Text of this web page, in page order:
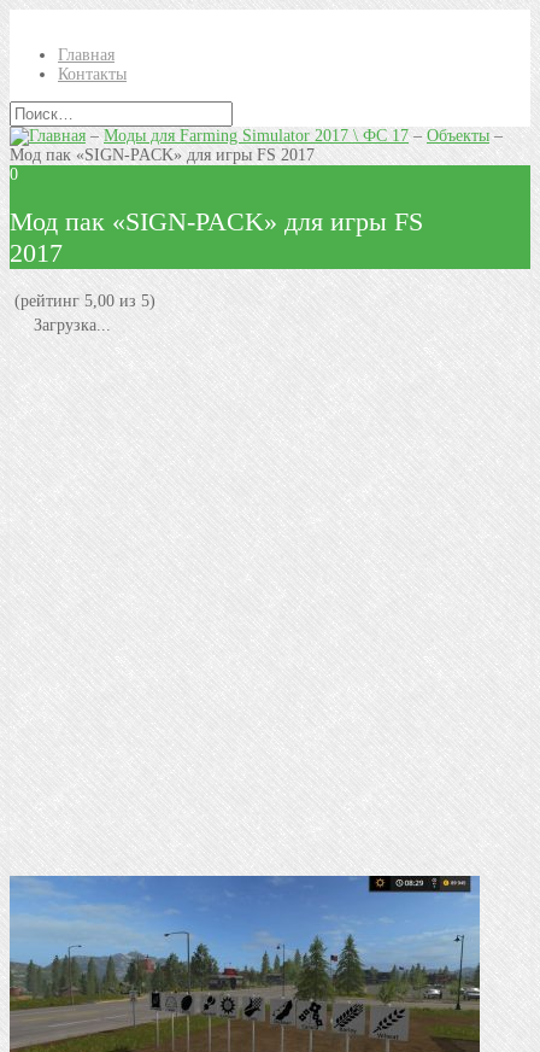
Главная
Контакты
–Моды для Farming Simulator 2017 \ ФС 17– Объекты–
Мод пак «SIGN-PACK» для игры FS 2017
0
Мод пак «SIGN-PACK» для игры FS
2017
(рейтинг 5,00 из 5)
Загрузка...